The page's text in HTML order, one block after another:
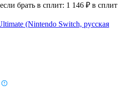
брать в сплит: 1 146 ₽ в сплит
(Nintendo Switch, русская